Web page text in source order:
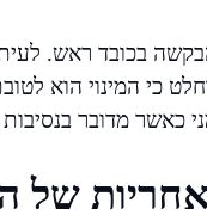
בכובד ראש.
כי המינוי הוא
כאשר מדובר
של